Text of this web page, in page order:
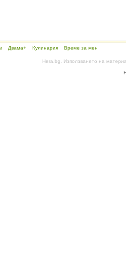
Двама+ Кулинария Време за мен
Hera.bg. Използването на